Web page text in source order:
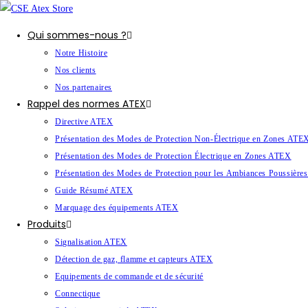
Qui sommes-nous ?
Notre Histoire
Nos clients
Nos partenaires
Rappel des normes ATEX
Directive ATEX
Présentation des Modes de Protection Non-Électrique en Zones
Présentation des Modes de Protection Électrique en Zones ATEX
Présentation des Modes de Protection pour les Ambiances
Guide Résumé ATEX
Marquage des équipements ATEX
Produits
Signalisation ATEX
Détection de gaz, flamme et capteurs ATEX
Equipements de commande et de sécurité
Connectique